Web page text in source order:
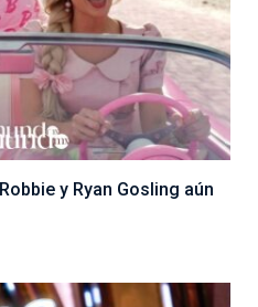
y Ryan Gosling aún